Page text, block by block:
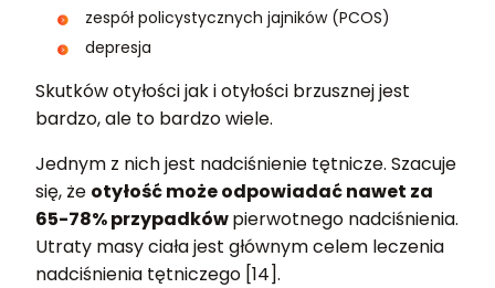
zespół policystycznych jajników (PCOS)
depresja
Skutków otyłości jak i otyłości brzusznej jest
bardzo, ale to bardzo wiele.
Jednym z nich jest nadciśnienie tętnicze. Szacuje
się, że otyłość może odpowiadać nawet za
65-78% przypadkówpierwotnego nadciśnienia.
Utraty masy ciała jest głównym celem leczenia
nadciśnienia tętniczego [14].